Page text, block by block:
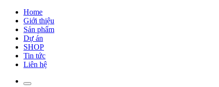
Home
Giới thiệu
Sản phẩm
Dự án
SHOP
Tin tức
Liên hệ